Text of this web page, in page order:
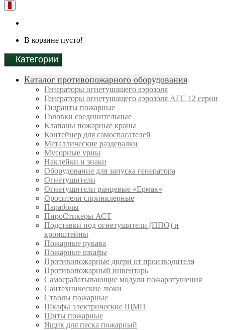
0
В корзине пусто!
Категории
Каталог противопожарного оборудования
Генераторы огнетушащего аэрозоля
Генераторы огнетушащего аэрозоля АГС 12 серии
Гидранты пожарные
Головки соединительные
Клапаны пожарные краны
Контейнер для самоспасателей
Металлические раздевалки
Мусорные урны
Наклейки и знаки
Оборудование для запуска генератора
Огнетушители
Огнетушители ранцевые «Ермак»
Оросители спринклерные
Параболы
ПироСтикеры АСТ
Подставки под огнетушители (ППО) и
кронштейны
Пожарные рукава
Пожарные шкафы
Противопожарные двери от производителя
Противопожарный инвентарь
Самосрабатывающие модули пожаротушения
Сантехнические люки
Стволы пожарные
Шкафы электрические ЩМП
Щиты пожарные
Ящик для песка пожарный